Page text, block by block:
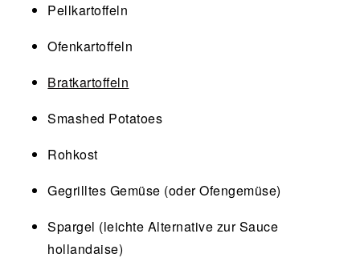
Pellkartoffeln
Ofenkartoffeln
Bratkartoffeln
Smashed Potatoes
Rohkost
Gegrilltes Gemüse (oder Ofengemüse)
Spargel (leichte Alternative zur Sauce
hollandaise)